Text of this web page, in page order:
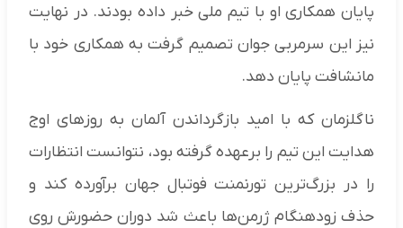
پایان همکاری او با تیم ملی خبر داده بودند. در نهایت
نیز این سرمربی جوان تصمیم گرفت به همکاری خود با
مانشافت پایان دهد.
ناگلزمان که با امید بازگرداندن آلمان به روزهای اوج
هدایت این تیم را برعهده گرفته بود، نتوانست انتظارات
را در بزرگ‌ترین تورنمنت فوتبال جهان برآورده کند و
حذف زودهنگام ژرمن‌ها باعث شد دوران حضورش روی